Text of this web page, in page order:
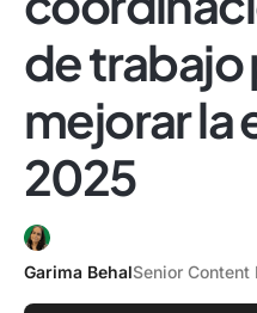
de trabajo
mejorar la
2025
Garima BehalSenior Content